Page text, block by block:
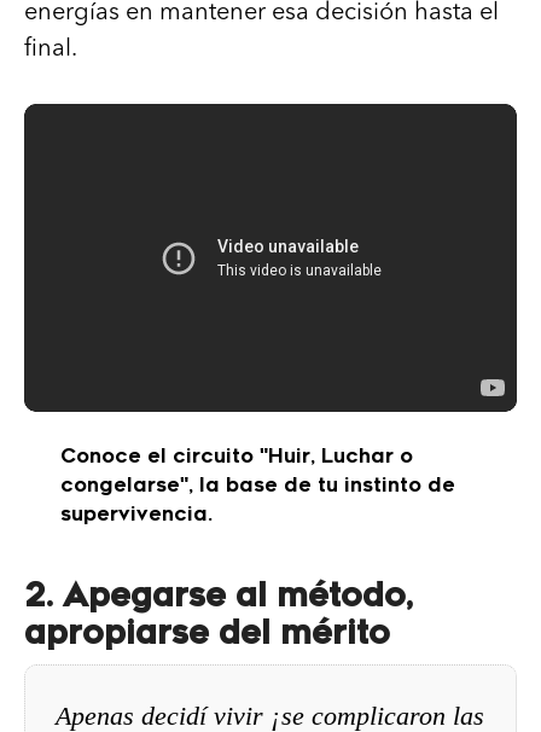
energías en mantener esa decisión hasta el
final.
Conoce el circuito "Huir, Luchar o
congelarse", la base de tu instinto de
supervivencia.
2. Apegarse al método,
apropiarse del mérito
Apenas decidí vivir ¡se complicaron las